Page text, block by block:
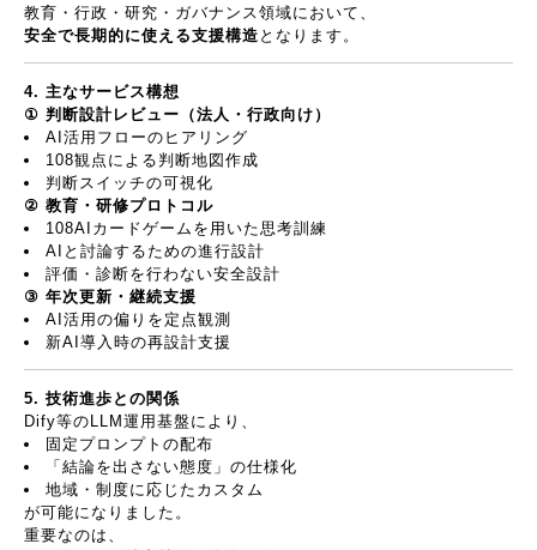
教育・行政・研究・ガバナンス領域において、
安全で長期的に使える支援構造 となります。
4. 主なサービス構想
① 判断設計レビュー（法人・行政向け）
AI 活用フローのヒアリング
108観点による判断地図作成
判断スイッチの可視化
② 教育・研修プロトコル
108AI カードゲームを用いた思考訓練
AI と討論するための進行設計
評価・診断を行わない安全設計
③ 年次更新・継続支援
AI 活用の偏りを定点観測
新AI 導入時の再設計支援
5. 技術進歩との関係
Dify等の LLM 運用基盤により、
固定プロンプトの配布
「結論を出さない態度」の仕様化
地域・制度に応じたカスタム
が可能になりました。
重要なのは、